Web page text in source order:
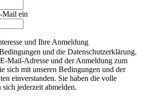
Mail ein
und Ihre Anmeldung
und die Datenschutzerklärung.
Mail-Adresse und der Anmeldung zum
sich mit unseren Bedingungen und der
einverstanden. Sie haben die volle
jederzeit abmelden.